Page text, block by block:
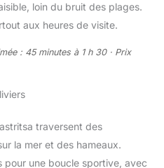
loin du bruit des plages.
aux heures de visite.
: 45 minutes à 1 h 30 · Prix
traversent des
la mer et des hameaux.
pour une boucle sportive, avec